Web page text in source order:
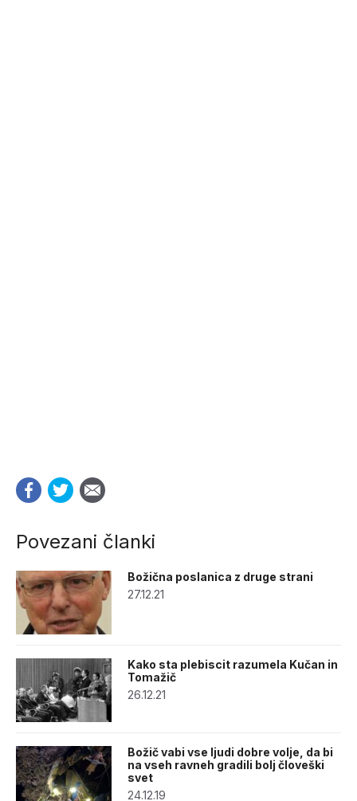
Povezani članki
Božična poslanica z druge strani
27.12.21
Kako sta plebiscit razumela Kučan in
Tomažič
26.12.21
Božič vabi vse ljudi dobre volje, da bi
na vseh ravneh gradili bolj človeški
svet
24.12.19